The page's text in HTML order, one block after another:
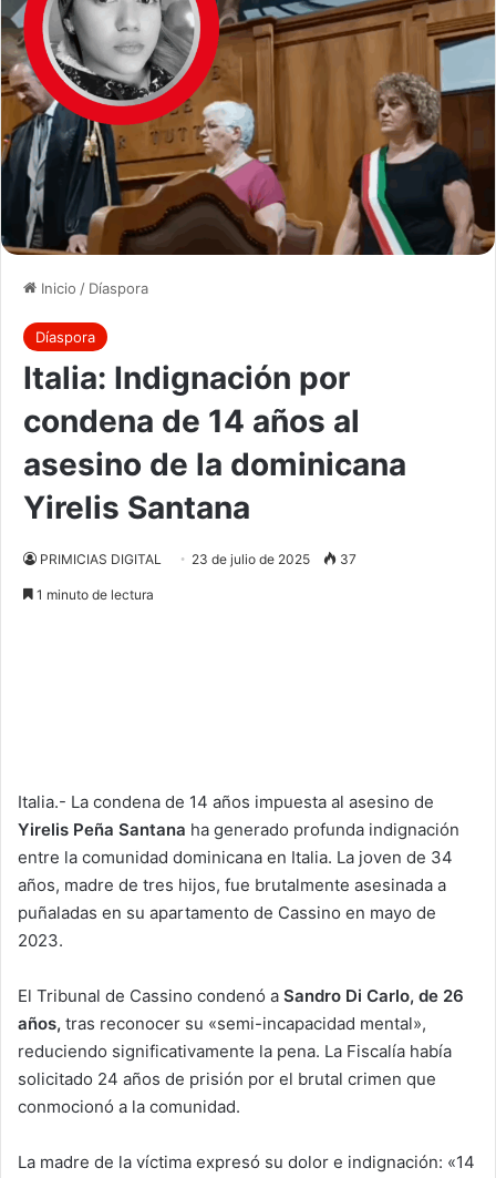
Inicio / Díaspora
Díaspora
Italia: Indignación por
condena de 14 años al
asesino de la dominicana
Yirelis Santana
PRIMICIAS DIGITAL 23 de julio de 2025 37
1 minuto de lectura
Italia.- La condena de 14 años impuesta al asesino de
Yirelis Peña Santana ha generado profunda indignación
entre la comunidad dominicana en Italia. La joven de 34
años, madre de tres hijos, fue brutalmente asesinada a
puñaladas en su apartamento de Cassino en mayo de
2023.
El Tribunal de Cassino condenó a Sandro Di Carlo, de 26
años, tras reconocer su «semi-incapacidad mental»,
reduciendo significativamente la pena. La Fiscalía había
solicitado 24 años de prisión por el brutal crimen que
conmocionó a la comunidad.
La madre de la víctima expresó su dolor e indignación: «14